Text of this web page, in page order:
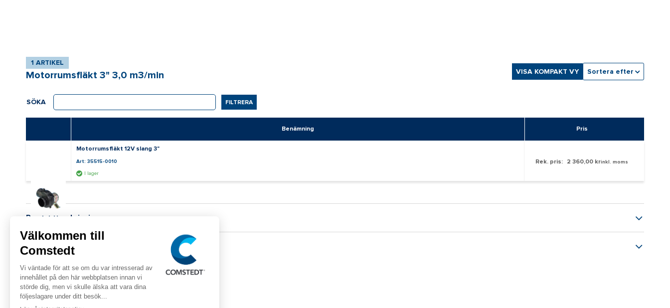
SÖKA FILTRERA
1 ARTIKEL
Motorrumsfläkt 3" 3,0 m3/min VISA KOMPAKT VY Sortera efter
Benämning Pris
Motorrumsfläkt 12V slang 3"
Art: 35515-0010
I lager
Rek. pris: 2 360,00 krinkl. moms
Produktbeskrivning
Tekniska detaljer